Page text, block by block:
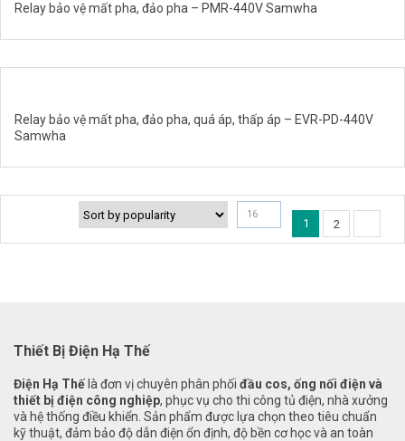
Relay bảo vệ mất pha, đảo pha – PMR-440V Samwha
Relay bảo vệ mất pha, đảo pha, quá áp, thấp áp – EVR-PD-440V
Samwha
16
1 2
Thiết Bị Điện Hạ Thế
Điện Hạ Thế là đơn vị chuyên phân phối đầu cos, ống nối điện và
thiết bị điện công nghiệp, phục vụ cho thi công tủ điện, nhà xưởng
và hệ thống điều khiển. Sản phẩm được lựa chọn theo tiêu chuẩn
kỹ thuật, đảm bảo độ dẫn điện ổn định, độ bền cơ học và an toàn